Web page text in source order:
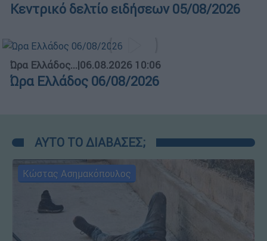
Κεντρικό δελτίο ειδήσεων 05/08/2026
Ώρα Ελλάδος...|06.08.2026 10:06
Ώρα Ελλάδος 06/08/2026
ΑΥΤΟ ΤΟ ΔΙΑΒΑΣΕΣ;
Κώστας Ασημακόπουλος